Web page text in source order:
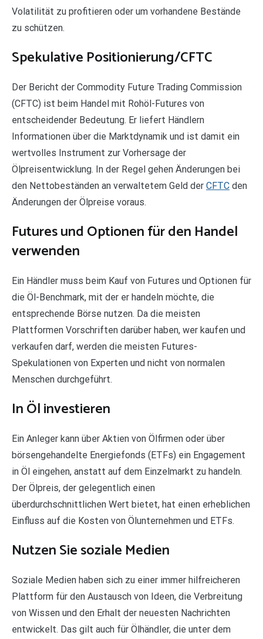
Volatilität zu profitieren oder um vorhandene Bestände
zu schützen.
Spekulative Positionierung/CFTC
Der Bericht der Commodity Future Trading Commission
(CFTC) ist beim Handel mit Rohöl-Futures von
entscheidender Bedeutung. Er liefert Händlern
Informationen über die Marktdynamik und ist damit ein
wertvolles Instrument zur Vorhersage der
Ölpreisentwicklung. In der Regel gehen Änderungen bei
den Nettobeständen an verwaltetem Geld der CFTC den
Änderungen der Ölpreise voraus.
Futures und Optionen für den Handel
verwenden
Ein Händler muss beim Kauf von Futures und Optionen für
die Öl-Benchmark, mit der er handeln möchte, die
entsprechende Börse nutzen. Da die meisten
Plattformen Vorschriften darüber haben, wer kaufen und
verkaufen darf, werden die meisten Futures-
Spekulationen von Experten und nicht von normalen
Menschen durchgeführt.
In Öl investieren
Ein Anleger kann über Aktien von Ölfirmen oder über
börsengehandelte Energiefonds (ETFs) ein Engagement
in Öl eingehen, anstatt auf dem Einzelmarkt zu handeln.
Der Ölpreis, der gelegentlich einen
überdurchschnittlichen Wert bietet, hat einen erheblichen
Einfluss auf die Kosten von Ölunternehmen und ETFs.
Nutzen Sie soziale Medien
Soziale Medien haben sich zu einer immer hilfreicheren
Plattform für den Austausch von Ideen, die Verbreitung
von Wissen und den Erhalt der neuesten Nachrichten
entwickelt. Das gilt auch für Ölhändler, die unter dem